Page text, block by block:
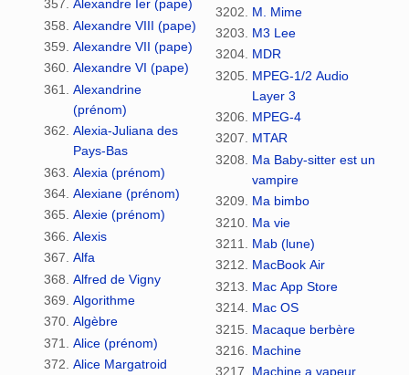
Alexandre Ier (pape)
Alexandre VIII (pape)
Alexandre VII (pape)
Alexandre VI (pape)
Alexandrine
(prénom)
Alexia-Juliana des
Pays-Bas
Alexia (prénom)
Alexiane (prénom)
Alexie (prénom)
Alexis
Alfa
Alfred de Vigny
Algorithme
Algèbre
Alice (prénom)
Alice Margatroid
M. Mime
M3 Lee
MDR
MPEG-1/2 Audio
Layer 3
MPEG-4
MTAR
Ma Baby-sitter est un
vampire
Ma bimbo
Ma vie
Mab (lune)
MacBook Air
Mac App Store
Mac OS
Macaque berbère
Machine
Machine a vapeur